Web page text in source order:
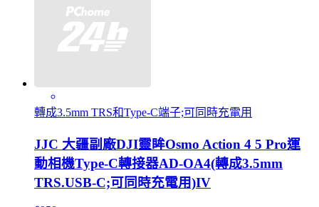
轉成3.5mm TRS和Type-C端子;可同時充電用
JJC 大疆副廠DJI靈眸Osmo Action 4 5 Pro運
動相機Type-C轉接器AD-OA4(轉成3.5mm
TRS.USB-C;可同時充電用)IV